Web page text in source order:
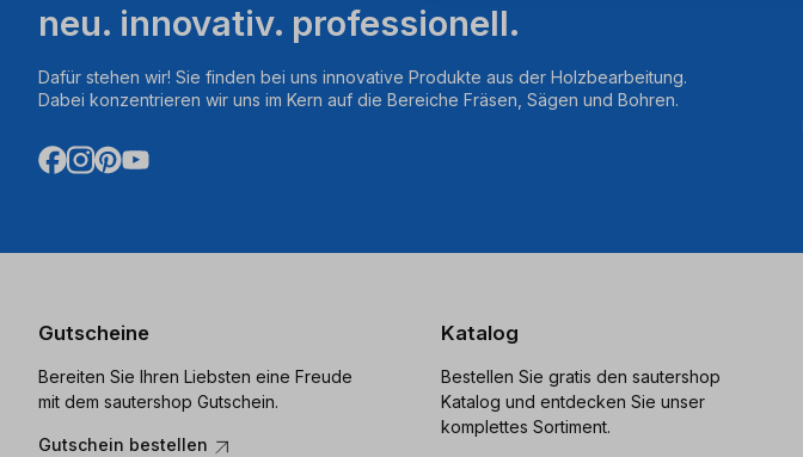
neu. innovativ. professionell.
Dafür stehen wir! Sie finden bei uns innovative Produkte aus der Holzbearbeitung.
Dabei konzentrieren wir uns im Kern auf die Bereiche Fräsen, Sägen und Bohren.
Gutscheine
Bereiten Sie Ihren Liebsten eine Freude
mit dem sautershop Gutschein.
Gutschein bestellen
Katalog
Bestellen Sie gratis den sautershop
Katalog und entdecken Sie unser
komplettes Sortiment.